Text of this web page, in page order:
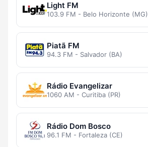
Light FM
103.9 FM - Belo Horizonte (MG)
Piatã FM
94.3 FM - Salvador (BA)
Rádio Evangelizar
1060 AM - Curitiba (PR)
Rádio Dom Bosco
96.1 FM - Fortaleza (CE)